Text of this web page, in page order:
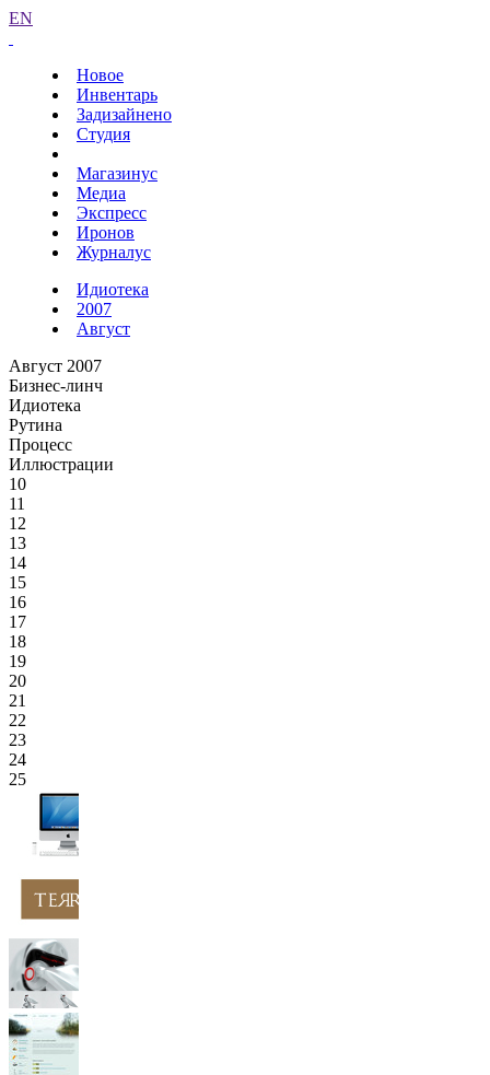
EN
Новое
Инвентарь
Задизайнено
Студия
Магазинус
Медиа
Экспресс
Иронов
Журналус
Идиотека
2007
Август
Август 2007
Бизнес-линч
Идиотека
Рутина
Процесс
Иллюстрации
10
11
12
13
14
15
16
17
18
19
20
21
22
23
24
25